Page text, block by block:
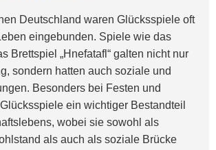
Deutschland waren Glücksspiele oft
eingebunden. Spiele wie das
Brettspiel „Hnefatafl“ galten nicht nur
sondern hatten auch soziale und
Besonders bei Festen und
ein wichtiger Bestandteil
wobei sie sowohl als
als auch als soziale Brücke